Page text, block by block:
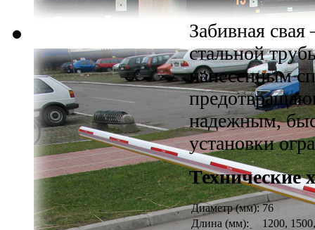
Забивная свая
стальной
нанесенным
надежным,
установки
Технические
Диаметр (мм): 76
Длина (мм):
1200,